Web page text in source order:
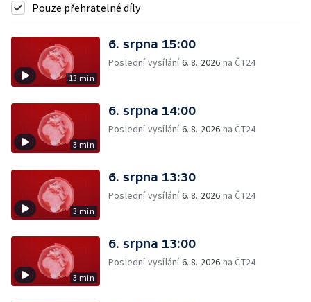
Pouze přehratelné díly
13 min
6. srpna 15:00
Poslední vysílání6. 8. 2026 na ČT24
3 min
6. srpna 14:00
Poslední vysílání6. 8. 2026 na ČT24
3 min
6. srpna 13:30
Poslední vysílání6. 8. 2026 na ČT24
3 min
6. srpna 13:00
Poslední vysílání6. 8. 2026 na ČT24